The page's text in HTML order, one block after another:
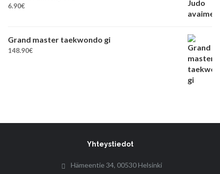
6.90€
Grand master taekwondo gi
148.90€
Yhteystiedot
Hämeentie 34, 00530 Helsinki